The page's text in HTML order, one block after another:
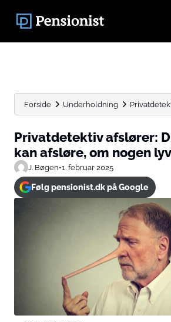
Forside Underholdning
Privatdetektiv afslører:
kan afsløre, om nogen
J. Bøgen•1. februar 2025
Følg pensionist.dk på Google